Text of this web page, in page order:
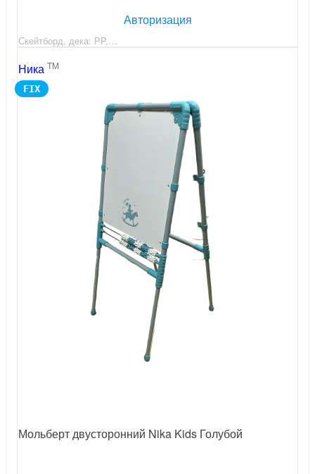
Авторизация
Скейтборд, дека: PP,…
Ника TM
FIX
Мольберт двусторонний Nika Kids Голубой